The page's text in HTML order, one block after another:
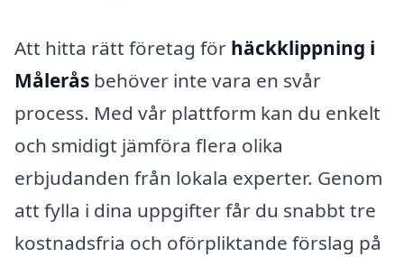
Att hitta rätt företag för häckklippning i
Målerås behöver inte vara en svår
process. Med vår plattform kan du enkelt
och smidigt jämföra flera olika
erbjudanden från lokala experter. Genom
att fylla i dina uppgifter får du snabbt tre
kostnadsfria och oförpliktande förslag på